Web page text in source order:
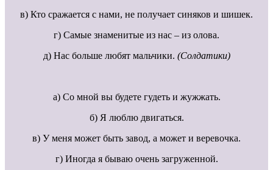
в) Кто сражается с нами, не получает синяков и шишек.
г) Самые знаменитые из нас – из олова.
д) Нас больше любят мальчики. (Солдатики)
а) Со мной вы будете гудеть и жужжать.
б) Я люблю двигаться.
в) У меня может быть завод, а может и веревочка.
г) Иногда я бываю очень загруженной.